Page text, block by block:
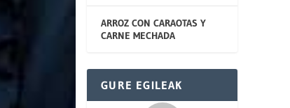
ARROZ CON CARAOTAS Y
CARNE MECHADA
GURE EGILEAK